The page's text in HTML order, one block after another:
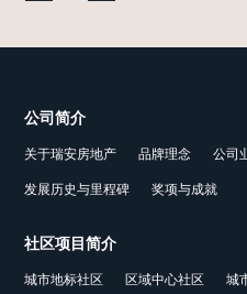
公司简介
关于瑞安房地产 品牌理念 公司
发展历史与里程碑 奖项与成就
社区项目简介
城市地标社区 区域中心社区 城